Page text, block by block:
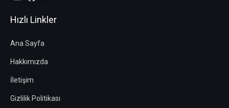
Hızlı Linkler
Ana Sayfa
Hakkımızda
İletişim
Gizlilik Politikası